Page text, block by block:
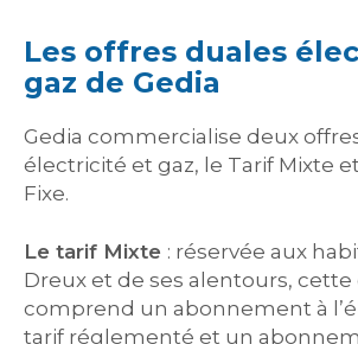
Les offres duales
gaz de Gedia
Gedia commercialise deux
électricité et gaz, le Tarif Mixte
Fixe.
Le tarif Mixte : réservée aux
Dreux et de ses alentours, cette
comprend un abonnement à
tarif réglementé et un